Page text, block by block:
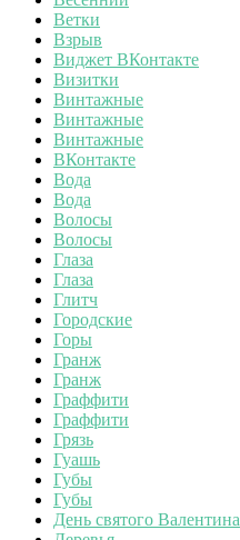
Ветки
Взрыв
Виджет ВКонтакте
Визитки
Винтажные
Винтажные
Винтажные
ВКонтакте
Вода
Вода
Волосы
Волосы
Глаза
Глаза
Глитч
Городские
Горы
Гранж
Гранж
Граффити
Граффити
Грязь
Гуашь
Губы
Губы
День святого Валентина